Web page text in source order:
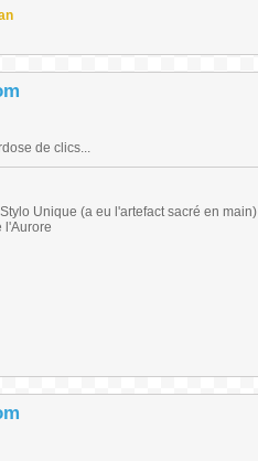
de clics...
Unique (a eu l'artefact sacré en
l'Aurore